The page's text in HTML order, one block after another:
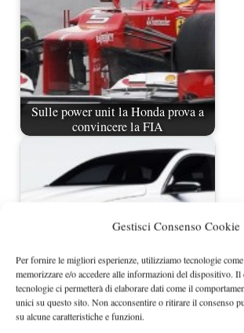
Gestisci Consenso Cookie
Per fornire le migliori esperienze, utilizziamo tecnologie
memorizzare e/o accedere alle informazioni del dispositivo. Il
tecnologie ci permetterà di elaborare dati come il
unici su questo sito. Non acconsentire o ritirare il consenso
su alcune caratteristiche e funzioni.
Sulle power unit la Honda prova a
convincere la FIA
Renault Arkana 2021, ecco tutte le
caratteristiche…